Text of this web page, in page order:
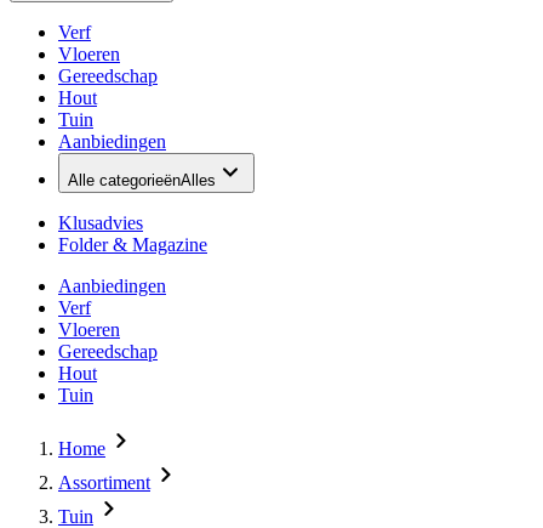
Verf
Vloeren
Gereedschap
Hout
Tuin
Aanbiedingen
Alle categorieënAlles
Klusadvies
Folder & Magazine
Aanbiedingen
Verf
Vloeren
Gereedschap
Hout
Tuin
Home
Assortiment
Tuin